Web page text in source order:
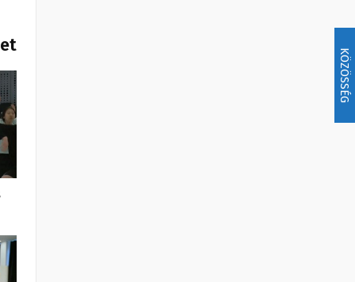
KÖZÖSSÉG